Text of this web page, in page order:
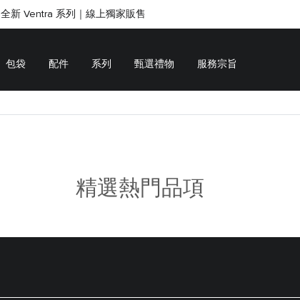
SHOP GIFTS
SHOP GIFTS
全新 Ventra 系列｜線上獨家販售
包袋 配件 系列 甄選禮物 服務宗旨
精選熱門品項